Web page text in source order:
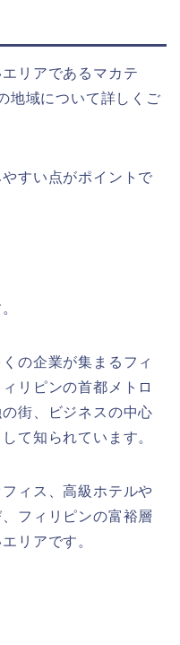
リアであるマカテ
地域について詳しくご
すい点がポイントで
の企業が集まるフィ
リピンの首都メトロ
街、ビジネスの中心
て知られています。
ィス、高級ホテルや
フィリピンの富裕層
リアです。